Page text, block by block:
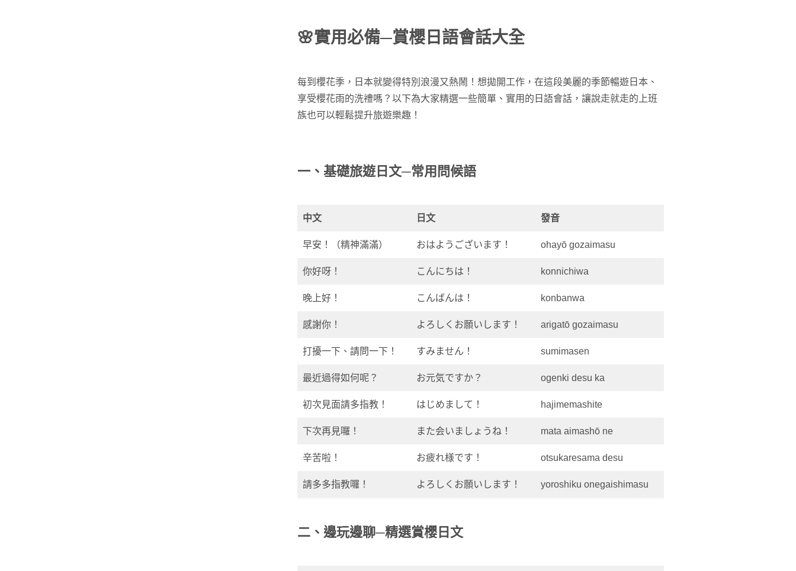
🌸實用必備─賞櫻 日語會話大全
每到櫻花季，日本就變得特別浪漫又熱鬧！想拋開工作，在這段美麗的季節暢遊日本、
享受櫻花雨的洗禮嗎？以下為大家精選一些簡單、實用的日語會話，讓說走就走的上班
族也可以輕鬆提升旅遊樂趣！
一、基礎旅遊日文─常用問候語
中文 日文 發音
早安！（精神滿滿） おはようございます！ ohayō gozaimasu
你好呀！ こんにちは！ konnichiwa
晚上好！ こんばんは！ konbanwa
感謝你！ よろしくお願いします！ arigatō gozaimasu
打擾一下、請問一下！ すみません！ sumimasen
最近過得如何呢？ お元気ですか？ ogenki desu ka
初次見面請多指教！ はじめまして！ hajimemashite
下次再見囉！ また会いましょうね！ mata aimashō ne
辛苦啦！ お疲れ様です！ otsukaresama desu
請多多指教囉！ よろしくお願いします！ yoroshiku onegaishimasu
二、邊玩邊聊─精選賞櫻 日文